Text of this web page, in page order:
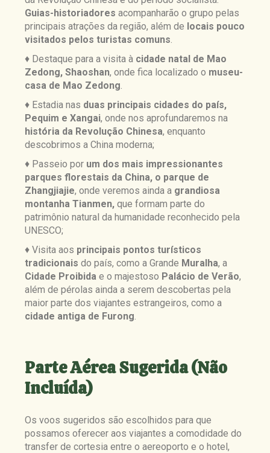
Guias-historiadores acompanharão o grupo pelas
principais atrações da região, além de locais pouco
visitados pelos turistas comuns.
♦ Destaque para a visita à cidade natal de Mao
Zedong, Shaoshan, onde fica localizado o museu-
casa de Mao Zedong.
♦ Estadia nas duas principais cidades do país,
Pequim e Xangai, onde nos aprofundaremos na
história da Revolução Chinesa, enquanto
descobrimos a China moderna;
♦ Passeio por um dos mais impressionantes
parques florestais da China, o parque de
Zhangjiajie, onde veremos ainda a grandiosa
montanha Tianmen,que formam parte do
patrimônio natural da humanidade reconhecido pela
UNESCO;
♦ Visita aos principais pontos turísticos
tradicionais do país, como a Grande Muralha, a
Cidade Proibida e o majestoso Palácio de Verão,
além de pérolas ainda a serem descobertas pela
maior parte dos viajantes estrangeiros, como a
cidade antiga de Furong.
Parte Aérea Sugerida (Não
Incluída)
Os voos sugeridos são escolhidos para que
possamos oferecer aos viajantes a comodidade do
transfer de cortesia entre o aereoporto e o hotel,